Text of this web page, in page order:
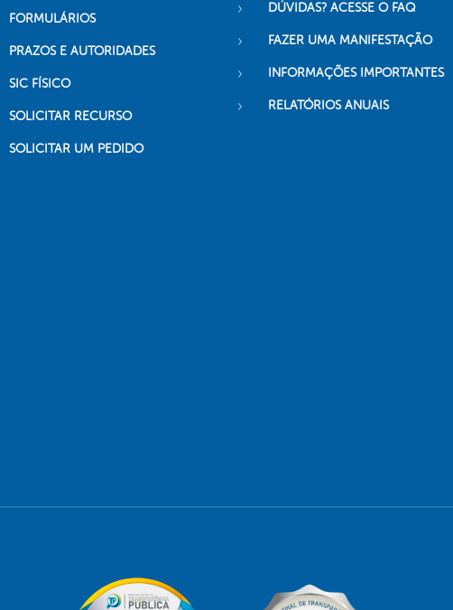
FORMULÁRIOS
PRAZOS E AUTORIDADES
SIC FÍSICO
SOLICITAR RECURSO
SOLICITAR UM PEDIDO
DÚVIDAS? ACESSE O FAQ
FAZER UMA MANIFESTAÇÃO
INFORMAÇÕES IMPORTANTES
RELATÓRIOS ANUAIS